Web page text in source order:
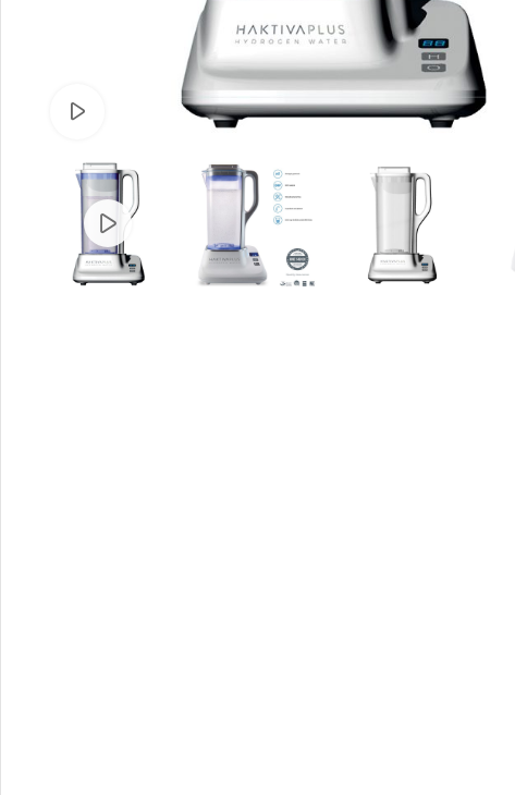
Smartphones
Samsung
Google
Nokia
Motorola
Watch video